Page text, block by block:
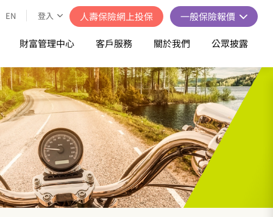
EN 登入 人壽保險網上投保 一般保險報價
財富管理中心 客戶服務 關於我們 公眾披露